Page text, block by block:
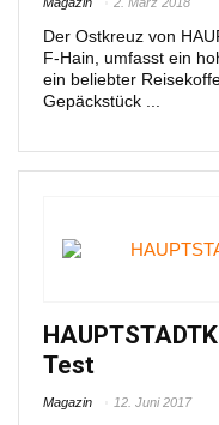
Der Ostkreuz von
F-Hain, umfasst ein
ein beliebter
Gepäckstück ...
Test
Magazin 12. Juni 2017